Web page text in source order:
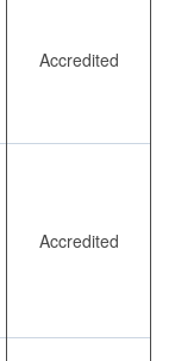
Accredited
Accredited